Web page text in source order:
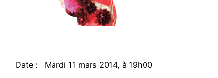
Date : Mardi 11 mars 2014, à 19h00